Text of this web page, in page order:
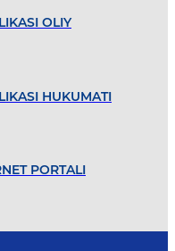
OLIY
HUKUMATI
PORTALI